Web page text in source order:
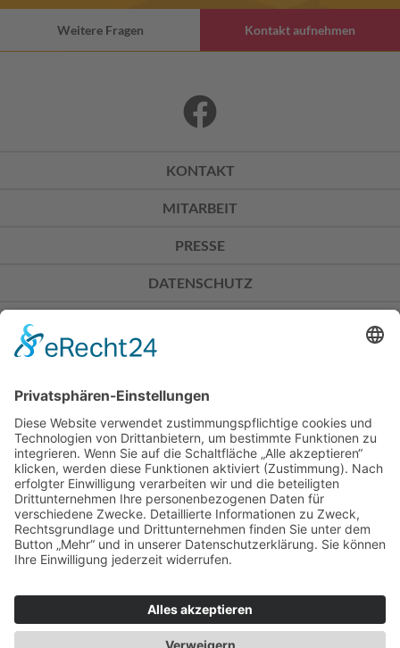
Weitere Fragen Kontakt aufnehmen
KONTAKT
MITARBEIT
PRESSE
DATENSCHUTZ
Don Bosco Mission Bonn
Sträßchensweg 3
53113 Bonn
Spendenkonto